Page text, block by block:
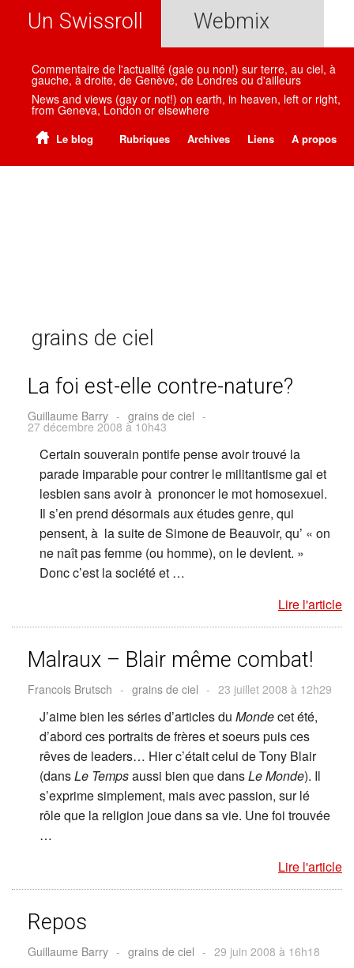
Un Swissroll Webmix
Commentaire de l'actualité (gaie ou non!) sur terre, au ciel, à
gauche, à droite, de Genève, de Londres ou d'ailleurs
News and views (gay or not!) on earth, in heaven, left or right,
from Geneva, London or elsewhere
Le blog Rubriques Archives Liens A propos
grains de ciel
La foi est-elle contre-nature?
Guillaume Barry - grains de ciel -
27 décembre 2008 à 10h43
Certain souverain pontife pense avoir trouvé la
parade imparable pour contrer le militantisme gai et
lesbien sans avoir à prononcer le mot homosexuel.
Il s’en prend désormais aux études genre, qui
pensent, à la suite de Simone de Beauvoir, qu’ « on
ne naît pas femme (ou homme), on le devient. »
Donc c’est la société et …
Lire l'article
Malraux – Blair même combat!
Francois Brutsch - grains de ciel - 23 juillet 2008 à 12h29
J’aime bien les séries d’articles du Mondecet été,
d’abord ces portraits de frères et soeurs puis ces
rêves de leaders… Hier c’était celui de Tony Blair
(dansLe Tempsaussi bien que dansLe Monde). Il
s’exprime simplement, mais avec passion, sur lé
rôle que la religion joue dans sa vie. Une foi trouvée
…
Lire l'article
Repos
Guillaume Barry - grains de ciel - 29 juin 2008 à 16h18